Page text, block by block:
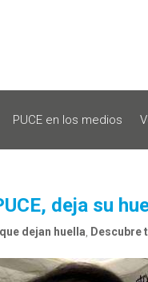
PUCE en los medios
deja su
dejan huella, Descubre